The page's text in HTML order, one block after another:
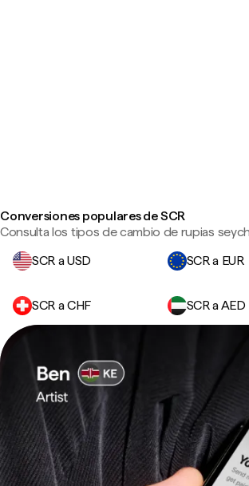
Conversiones populares de SCR
Consulta los tipos de cambio de rupias
SCR a USD
SCR a EUR
SCR a CHF SCR a AED